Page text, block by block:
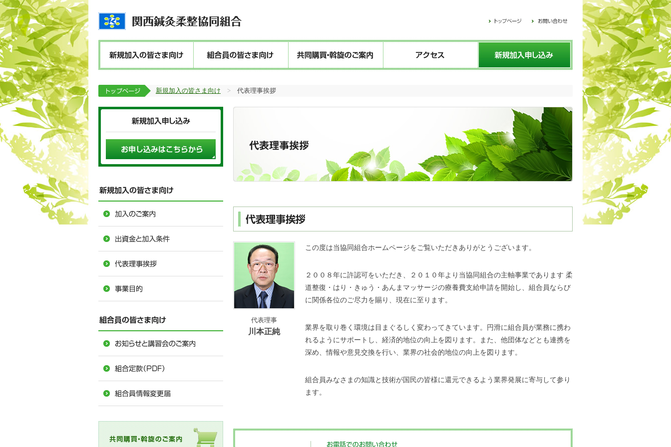
新規加入の皆さま向け > 代表理事挨拶
代表理事
川本正純
この度は当協同組合ホームページをご覧いただきありがとうございます。
２００８年に許認可をいただき、２０１０年より当協同組合の主軸事業であります 柔
道整復・はり・きゅう・あんまマッサージの療養費支給申請を開始し、組合員ならび
に関係各位のご尽力を賜り、現在に至ります。
業界を取り巻く環境は目まぐるしく変わってきています。円滑に組合員が業務に携わ
れるようにサポートし、経済的地位の向上を図ります。また、他団体などとも連携を
深め、情報や意見交換を行い、業界の社会的地位の向上を図ります。
組合員みなさまの知識と技術が国民の皆様に還元できるよう業界発展に寄与して参り
ます。